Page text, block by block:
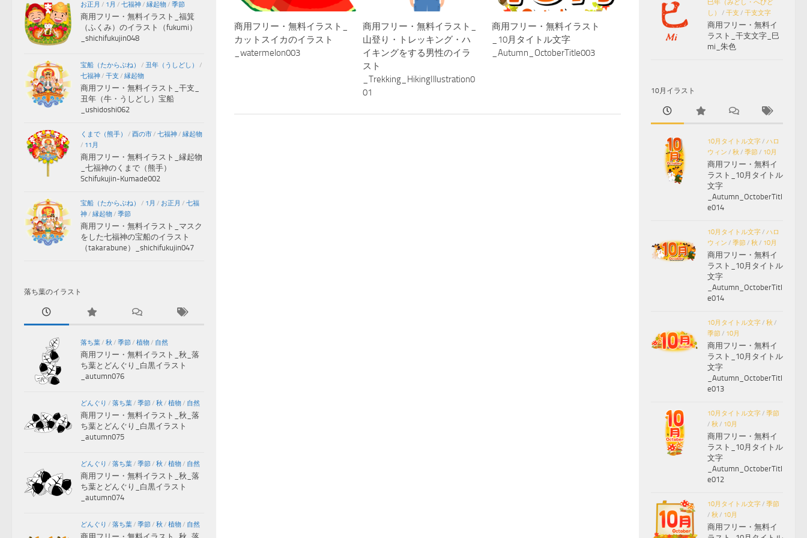
商用フリー・無料イラスト_
カットスイカのイラスト
_watermelon003
商用フリー・無料イラスト_
山登り・トレッキング・ハ
イキングをする男性のイラ
スト
_Trekking_HikingIllustration0
01
商用フリー・無料イラスト
_10月タイトル文字
_Autumn_OctoberTitle003
お正月 / 1月 / 七福神/ 縁起物/ 季節
商用フリー・無料イラスト_福箕
（ふくみ）のイラスト（fukumi）
_shichifukujin048
宝船（たからぶね） / 丑年（うしどし）
/
七福神/ 干支 / 縁起物
商用フリー・無料イラスト_干支_
丑年（牛・うしどし）宝船
_ushidoshi062
くまで（熊手） / 酉の市/ 七福神/ 縁起物
/ 11月
商用フリー・無料イラスト_縁起物
_七福神のくまで（熊手）
Schifukujin-Kumade002
宝船（たからぶね） / 1月 / お正月 / 七福
神/ 縁起物/ 季節
商用フリー・無料イラスト_マスク
をした七福神の宝船のイラスト
（takarabune）_shichifukujin047
落ち葉のイラスト
落ち葉/ 秋 / 季節/ 植物/ 自然
商用フリー・無料イラスト_秋_落
ち葉とどんぐり_白黒イラスト
_autumn076
どんぐり / 落ち葉/ 季節/ 秋 / 植物/ 自然
商用フリー・無料イラスト_秋_落
ち葉とどんぐり_白黒イラスト
_autumn075
どんぐり / 落ち葉/ 季節/ 秋 / 植物/ 自然
商用フリー・無料イラスト_秋_落
ち葉とどんぐり_白黒イラスト
_autumn074
どんぐり / 落ち葉/ 季節/ 秋 / 植物/ 自然
巳年（みどし・へびど
し）
/ 干支 / 干支文字
商用フリー・無料イ
ラスト_干支文字_巳
mi_朱色
10月イラスト
10月タイトル文字/ ハロ
ウィン / 秋 / 季節/ 10月
商用フリー・無料イ
ラスト_10月タイトル
文字
_Autumn_OctoberTitl
e014
10月タイトル文字/ ハロ
ウィン / 季節/ 秋 / 10月
商用フリー・無料イ
ラスト_10月タイトル
文字
_Autumn_OctoberTitl
e014
10月タイトル文字/ 秋 /
季節/ 10月
商用フリー・無料イ
ラスト_10月タイトル
文字
_Autumn_OctoberTitl
e013
10月タイトル文字/ 季節
/ 秋 / 10月
商用フリー・無料イ
ラスト_10月タイトル
文字
_Autumn_OctoberTitl
e012
10月タイトル文字/ 季節
/ 秋 / 10月
商用フリー・無料イ